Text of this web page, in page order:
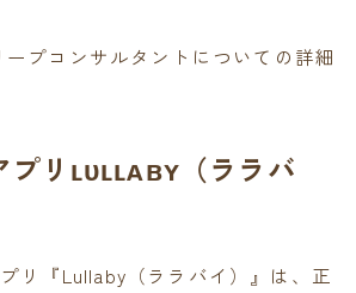
ープコンサルタントについての詳細
リʟᴜʟʟᴀʙʏ（ララバ
リ『Lullaby（ララバイ）』は、正